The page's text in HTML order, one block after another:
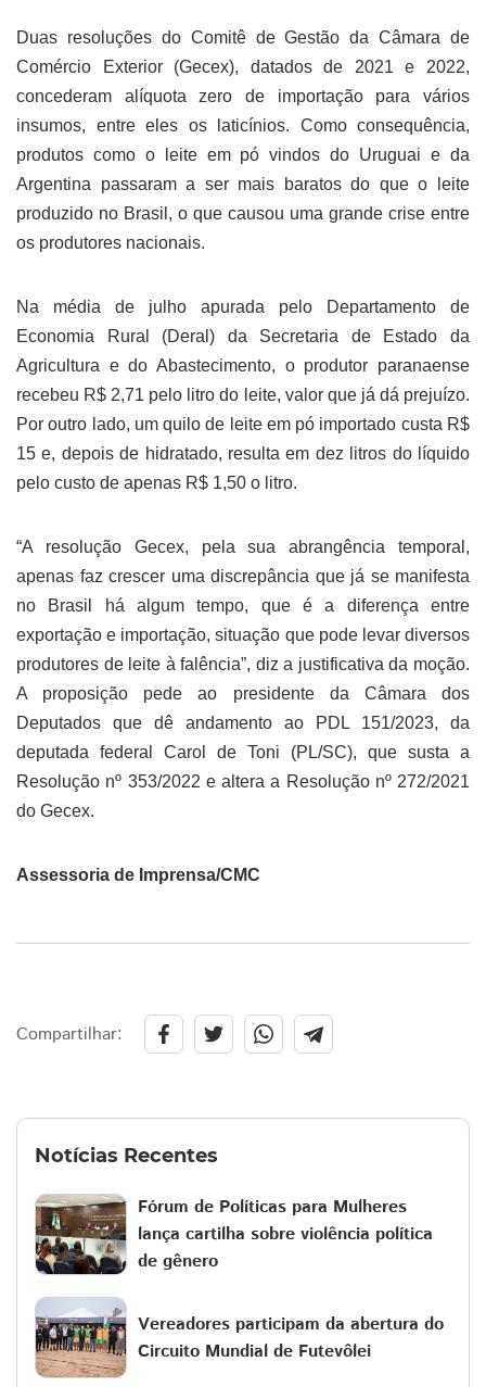
Duas resoluções do Comitê de Gestão da Câmara de
Comércio Exterior (Gecex), datados de 2021 e 2022,
concederam alíquota zero de importação para vários
insumos, entre eles os laticínios. Como consequência,
produtos como o leite em pó vindos do Uruguai e da
Argentina passaram a ser mais baratos do que o leite
produzido no Brasil, o que causou uma grande crise entre
os produtores nacionais.
Na média de julho apurada pelo Departamento de
Economia Rural (Deral) da Secretaria de Estado da
Agricultura e do Abastecimento, o produtor paranaense
recebeu R$ 2,71 pelo litro do leite, valor que já dá prejuízo.
Por outro lado, um quilo de leite em pó importado custa R$
15 e, depois de hidratado, resulta em dez litros do líquido
pelo custo de apenas R$ 1,50 o litro.
“A resolução Gecex, pela sua abrangência temporal,
apenas faz crescer uma discrepância que já se manifesta
no Brasil há algum tempo, que é a diferença entre
exportação e importação, situação que pode levar diversos
produtores de leite à falência”, diz a justificativa da moção.
A proposição pede ao presidente da Câmara dos
Deputados que dê andamento ao PDL 151/2023, da
deputada federal Carol de Toni (PL/SC), que susta a
Resolução nº 353/2022 e altera a Resolução nº 272/2021
do Gecex.
Assessoria de Imprensa/CMC
Compartilhar:
Notícias Recentes
Fórum de Políticas para Mulheres
lança cartilha sobre violência política
de gênero
Vereadores participam da abertura do
Circuito Mundial de Futevôlei